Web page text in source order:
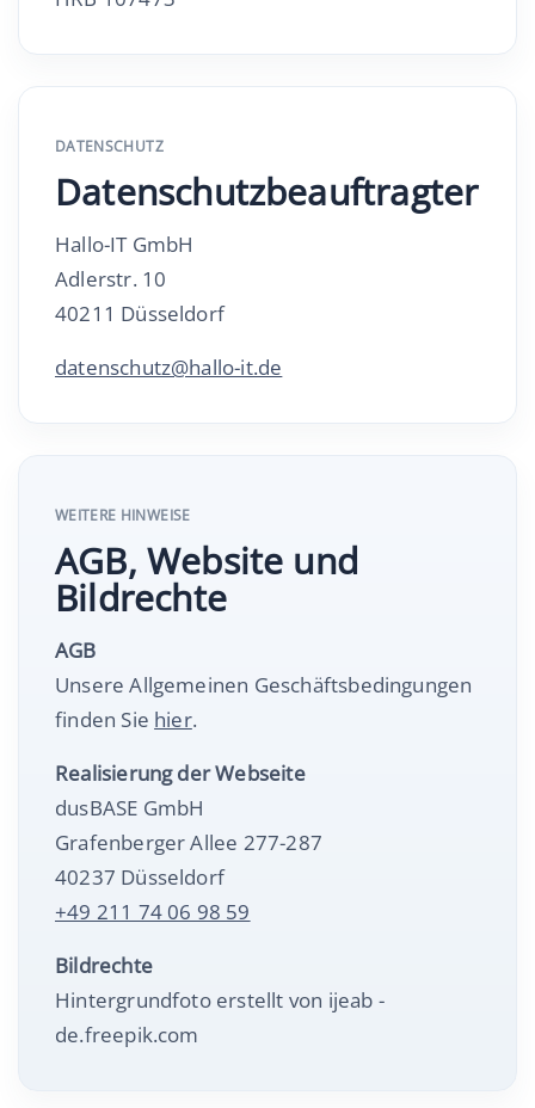
DATENSCHUTZ
Datenschutzbeauftragter
Hallo-IT GmbH
Adlerstr. 10
40211 Düsseldorf
datenschutz@hallo-it.de
WEITERE HINWEISE
AGB, Website und
Bildrechte
AGB
Unsere Allgemeinen Geschäftsbedingungen
finden Sie hier.
Realisierung der Webseite
dusBASE GmbH
Grafenberger Allee 277-287
40237 Düsseldorf
+49 211 74 06 98 59
Bildrechte
Hintergrundfoto erstellt von ijeab -
de.freepik.com